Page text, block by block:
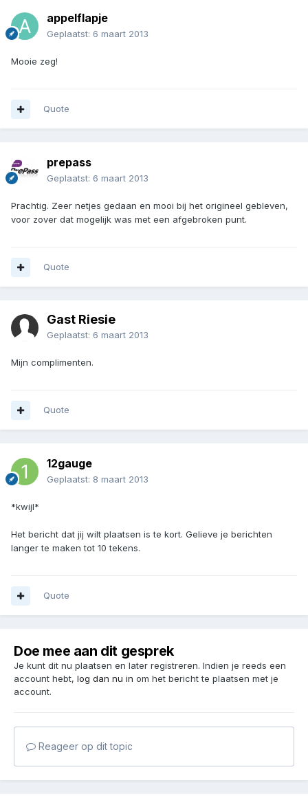
appelflapje
Geplaatst: 6 maart 2013
Mooie zeg!
Quote
prepass
Geplaatst: 6 maart 2013
Prachtig. Zeer netjes gedaan en mooi bij het origineel gebleven,
voor zover dat mogelijk was met een afgebroken punt.
Quote
Gast Riesie
Geplaatst: 6 maart 2013
Mijn complimenten.
Quote
12gauge
Geplaatst: 8 maart 2013
*kwijl*
Het bericht dat jij wilt plaatsen is te kort. Gelieve je berichten
langer te maken tot 10 tekens.
Quote
Doe mee aan dit gesprek
Je kunt dit nu plaatsen en later registreren. Indien je reeds een
account hebt, log dan nu in om het bericht te plaatsen met je
account.
Reageer op dit topic